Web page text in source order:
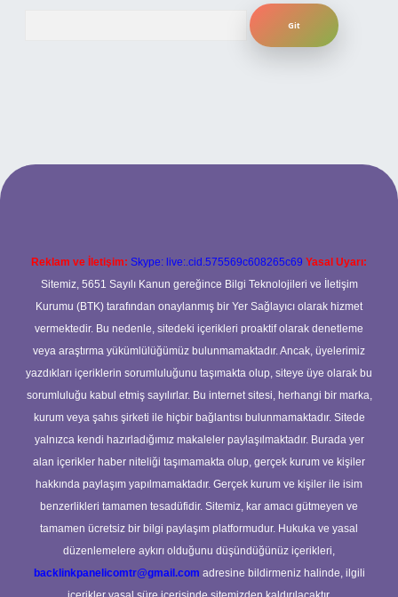
Reklam ve İletişim: Skype: live:.cid.575569c608265c69 Yasal Uyarı:
Sitemiz, 5651 Sayılı Kanun gereğince Bilgi Teknolojileri ve İletişim
Kurumu (BTK) tarafından onaylanmış bir Yer Sağlayıcı olarak hizmet
vermektedir. Bu nedenle, sitedeki içerikleri proaktif olarak denetleme
veya araştırma yükümlülüğümüz bulunmamaktadır. Ancak, üyelerimiz
yazdıkları içeriklerin sorumluluğunu taşımakta olup, siteye üye olarak bu
sorumluluğu kabul etmiş sayılırlar. Bu internet sitesi, herhangi bir marka,
kurum veya şahıs şirketi ile hiçbir bağlantısı bulunmamaktadır. Sitede
yalnızca kendi hazırladığımız makaleler paylaşılmaktadır. Burada yer
alan içerikler haber niteliği taşımamakta olup, gerçek kurum ve kişiler
hakkında paylaşım yapılmamaktadır. Gerçek kurum ve kişiler ile isim
benzerlikleri tamamen tesadüfidir. Sitemiz, kar amacı gütmeyen ve
tamamen ücretsiz bir bilgi paylaşım platformudur. Hukuka ve yasal
düzenlemelere aykırı olduğunu düşündüğünüz içerikleri,
backlinkpanelicomtr@gmail.com adresine bildirmeniz halinde, ilgili